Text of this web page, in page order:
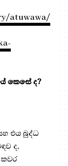
atuwawa/
කෙසේ ද?
එය බුද්ධ
ද,